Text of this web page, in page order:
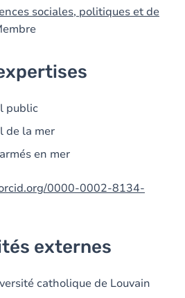
sociales, politiques et de
public
de la mer
en mer
0000-0002-8134-
externes
catholique de Louvain